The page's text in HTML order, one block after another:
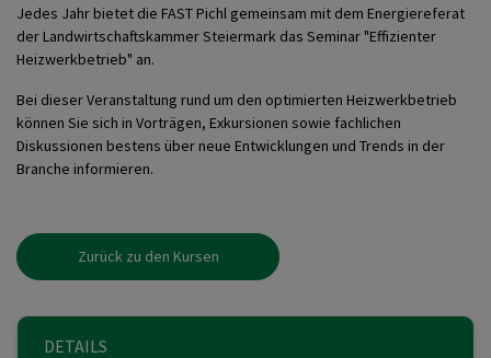
Jedes Jahr bietet die FAST Pichl gemeinsam mit dem Energiereferat
der Landwirtschaftskammer Steiermark das Seminar "Effizienter
Heizwerkbetrieb" an.
Bei dieser Veranstaltung rund um den optimierten Heizwerkbetrieb
können Sie sich in Vorträgen, Exkursionen sowie fachlichen
Diskussionen bestens über neue Entwicklungen und Trends in der
Branche informieren.
Zurück zu den Kursen
DETAILS